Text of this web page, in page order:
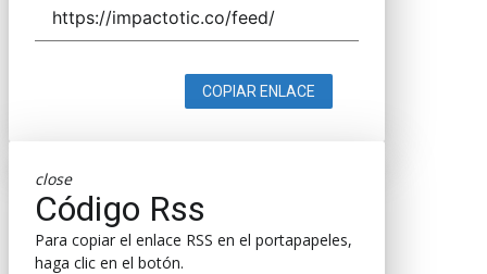
COPIAR ENLACE
close
Código Rss
Para copiar el enlace RSS en el portapapeles,
haga clic en el botón.